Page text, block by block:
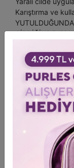
Karıştırma ve
GİRDİĞİNDE:
durulayın. Varsa
çıkarın. Isıdan,
Talimatlara
kimyasallar,
etmesi
ÖNCE
göre
önemlidir. ÖN
miktarlarını
arkası veya
ile) temizleyin.
karışımının